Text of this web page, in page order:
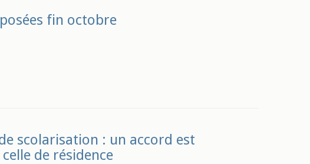
fin octobre
scolarisation : un accord est
de résidence